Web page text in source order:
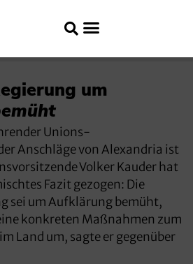
um
Unions-
Anschläge von Alexandria ist
Volker Kauder hat
Fazit gezogen: Die
sei um Aufklärung bemüht,
konkreten Maßnahmen zum
Land um, sagte er gegenüber